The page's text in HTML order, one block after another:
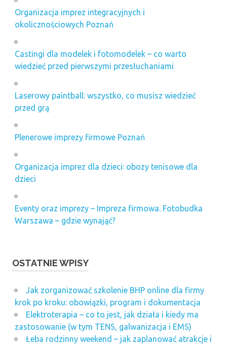
Organizacja imprez integracyjnych i
okolicznościowych Poznań
Castingi dla modelek i fotomodelek – co warto
wiedzieć przed pierwszymi przesłuchaniami
Laserowy paintball: wszystko, co musisz wiedzieć
przed grą
Plenerowe imprezy firmowe Poznań
Organizacja imprez dla dzieci: obozy tenisowe dla
dzieci
Eventy oraz imprezy – Impreza firmowa. Fotobudka
Warszawa – gdzie wynająć?
OSTATNIE WPISY
Jak zorganizować szkolenie BHP online dla firmy
krok po kroku: obowiązki, program i dokumentacja
Elektroterapia – co to jest, jak działa i kiedy ma
zastosowanie (w tym TENS, galwanizacja i EMS)
Łeba rodzinny weekend – jak zaplanować atrakcje i